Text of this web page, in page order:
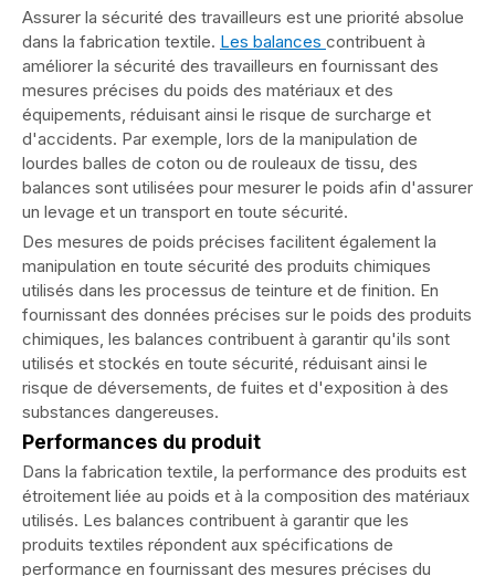
Assurer la sécurité des travailleurs est une priorité absolue
dans la fabrication textile. Les balances contribuent à
améliorer la sécurité des travailleurs en fournissant des
mesures précises du poids des matériaux et des
équipements, réduisant ainsi le risque de surcharge et
d'accidents. Par exemple, lors de la manipulation de
lourdes balles de coton ou de rouleaux de tissu, des
balances sont utilisées pour mesurer le poids afin d'assurer
un levage et un transport en toute sécurité.
Des mesures de poids précises facilitent également la
manipulation en toute sécurité des produits chimiques
utilisés dans les processus de teinture et de finition. En
fournissant des données précises sur le poids des produits
chimiques, les balances contribuent à garantir qu'ils sont
utilisés et stockés en toute sécurité, réduisant ainsi le
risque de déversements, de fuites et d'exposition à des
substances dangereuses.
Performances du produit
Dans la fabrication textile, la performance des produits est
étroitement liée au poids et à la composition des matériaux
utilisés. Les balances contribuent à garantir que les
produits textiles répondent aux spécifications de
performance en fournissant des mesures précises du